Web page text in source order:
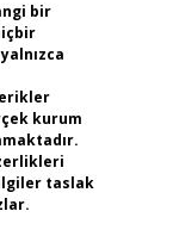
bir
kurum
taslak